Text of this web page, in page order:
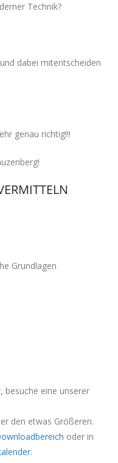
Technik?
dabei mitentscheiden
genau richtig!!!
Grundlagen
besuche eine unserer
den etwas Größeren.
oder in
.